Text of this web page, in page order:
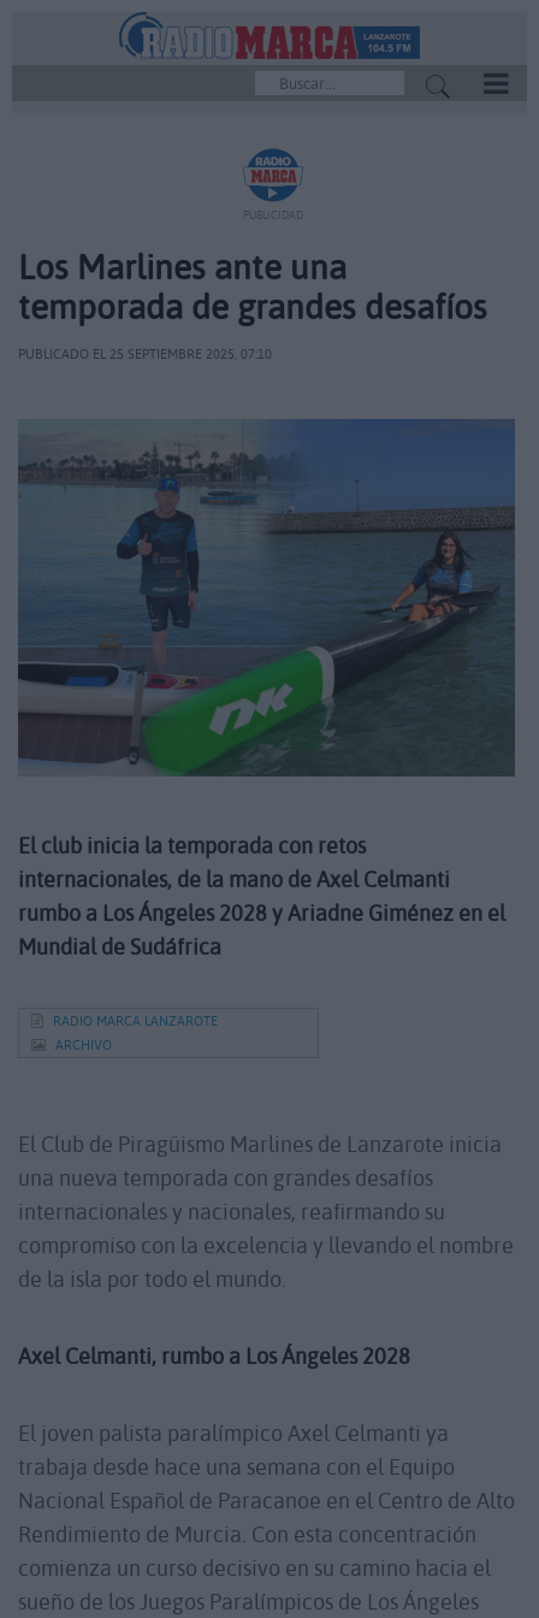
PUBLICIDAD
Los Marlines ante una
temporada de grandes desafíos
PUBLICADO EL 25 SEPTIEMBRE 2025, 07:10
El club inicia la temporada con retos
internacionales, de la mano de Axel Celmanti
rumbo a Los Ángeles 2028 y Ariadne Giménez en el
Mundial de Sudáfrica
RADIO MARCA LANZAROTE
ARCHIVO
El Club de Piragüismo Marlines de Lanzarote inicia
una nueva temporada con grandes desafíos
internacionales y nacionales, reafirmando su
compromiso con la excelencia y llevando el nombre
de la isla por todo el mundo.
Axel Celmanti, rumbo a Los Ángeles 2028
El joven palista paralímpico Axel Celmanti ya
trabaja desde hace una semana con el Equipo
Nacional Español de Paracanoe en el Centro de Alto
Rendimiento de Murcia. Con esta concentración
comienza un curso decisivo en su camino hacia el
sueño de los Juegos Paralímpicos de Los Ángeles